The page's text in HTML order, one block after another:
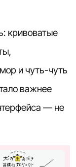
кривоватые
и чуть-чуть
важнее
— не